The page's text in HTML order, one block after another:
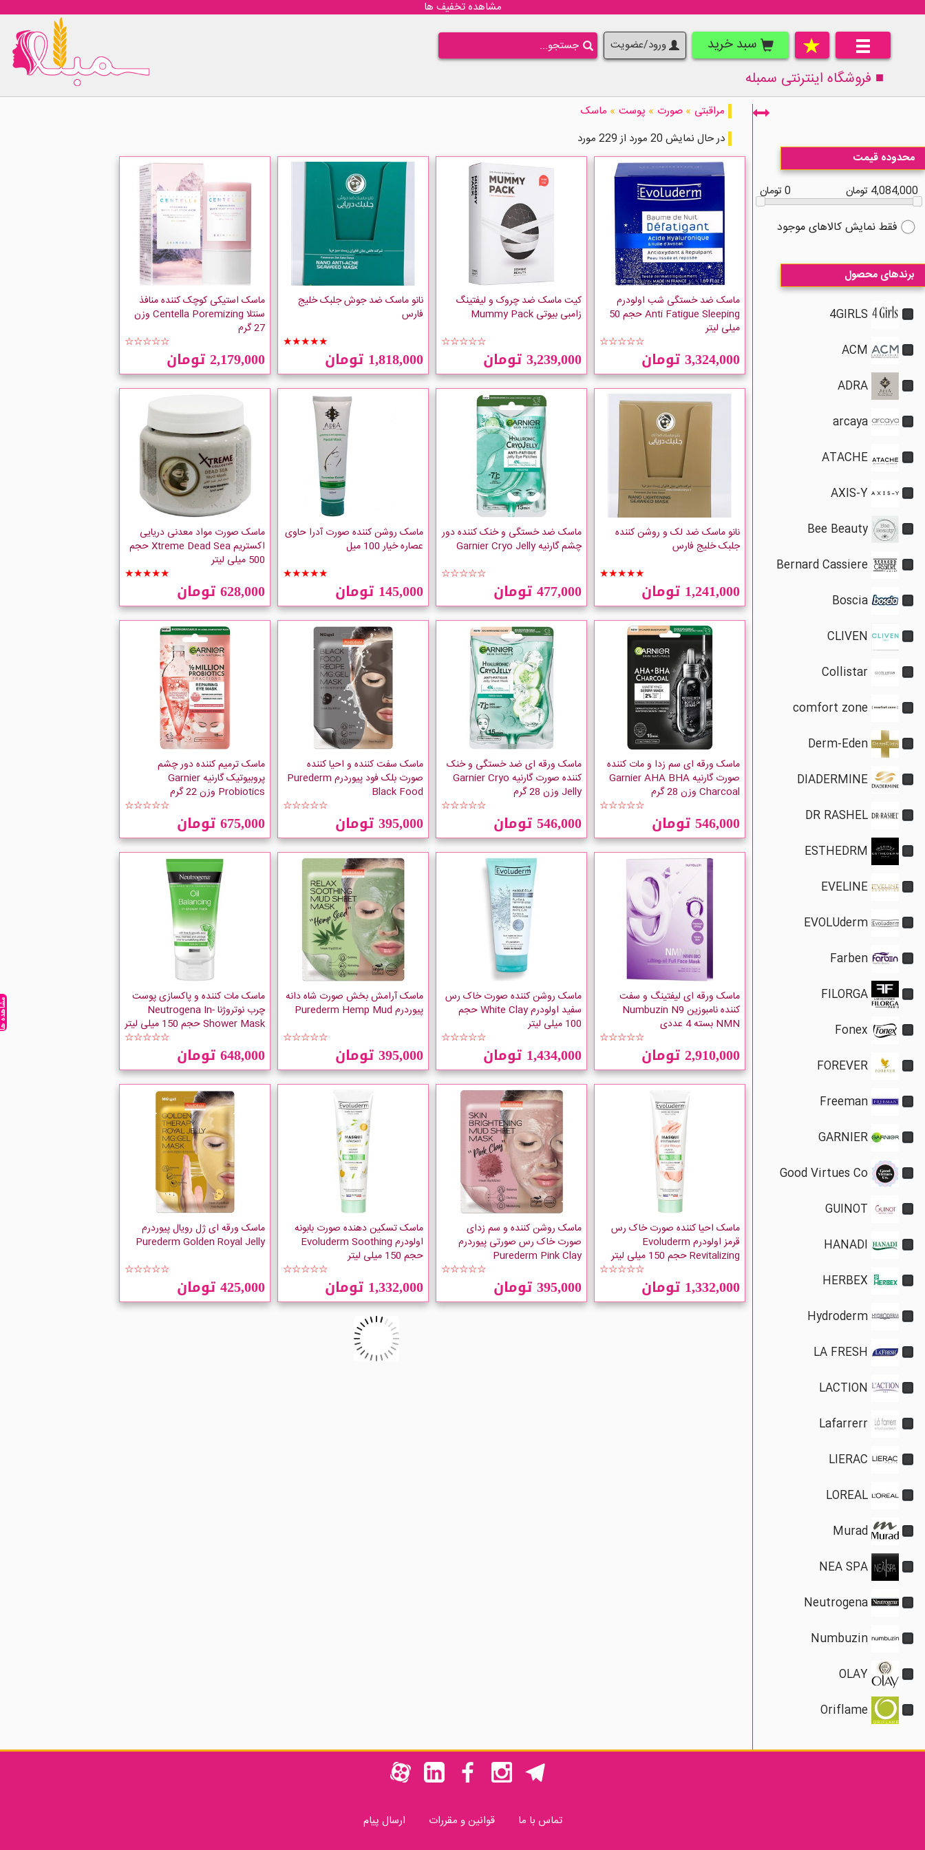
مشاهده تخفیف ها
سبد خرید ورود/عضویت
■ فروشگاه اینترنتی سمبله
محدوده قیمت
4,084,000 تومان
0 تومان
فقط نمایش کالاهای موجود
برندهای محصول
4GIRLS
ACM
ADRA
arcaya
ATACHE
AXIS-Y
Bee Beauty
Bernard Cassiere
Boscia
CLIVEN
Collistar
comfort zone
Derm-Eden
DIADERMINE
DR RASHEL
ESTHEDRM
EVELINE
EVOLUderm
Farben
FILORGA
Fonex
FOREVER
Freeman
GARNIER
Good Virtues Co
GUINOT
HANADI
HERBEX
Hydroderm
LA FRESH
LACTION
Lafarrerr
LIERAC
LOREAL
Murad
NEA SPA
Neutrogena
Numbuzin
OLAY
Oriflame
مراقبتی » صورت » پوست » ماسک
در حال نمایش 20 مورد از 229 مورد
ماسک ضد خستگی شب اولودرم
Anti Fatigue Sleeping حجم 50
میلی لیتر
☆☆☆☆☆
3,324,000 تومان
کیت ماسک ضد چروک و لیفتینگ
زامبی بیوتی Mummy Pack
☆☆☆☆☆
3,239,000 تومان
نانو ماسک ضد جوش جلبک خلیج
فارس
★★★★★
1,818,000 تومان
ماسک استیکی کوچک کننده منافذ
سنتلا Centella Poremizing وزن
27 گرم
☆☆☆☆☆
2,179,000 تومان
نانو ماسک ضد لک و روشن کننده
جلبک خلیج فارس
★★★★★
1,241,000 تومان
ماسک ضد خستگی و خنک کننده دور
چشم گارنیه Garnier Cryo Jelly
☆☆☆☆☆
477,000 تومان
ماسک روشن کننده صورت آدرا حاوی
عصاره خیار 100 میل
★★★★★
145,000 تومان
ماسک صورت مواد معدنی دریایی
اکستریم Xtreme Dead Sea حجم
500 میلی لیتر
★★★★★
628,000 تومان
ماسک ورقه ای سم زدا و مات کننده
صورت گارنیه Garnier AHA BHA
Charcoal وزن 28 گرم
☆☆☆☆☆
546,000 تومان
ماسک ورقه ای ضد خستگی و خنک
کننده صورت گارنیه Garnier Cryo
Jelly وزن 28 گرم
☆☆☆☆☆
546,000 تومان
ماسک سفت کننده و احیا کننده
صورت بلک فود پیوردرم Purederm
Black Food
☆☆☆☆☆
395,000 تومان
ماسک ترمیم کننده دور چشم
پروبیوتیک گارنیه Garnier
Probiotics وزن 22 گرم
☆☆☆☆☆
675,000 تومان
ماسک ورقه ای لیفتینگ و سفت
کننده نامبوزین Numbuzin N9
NMN بسته 4 عددی
☆☆☆☆☆
2,910,000 تومان
ماسک روشن کننده صورت خاک رس
سفید اولودرم White Clay حجم
100 میلی لیتر
☆☆☆☆☆
1,434,000 تومان
ماسک آرامش بخش صورت شاه دانه
پیوردرم Purederm Hemp Mud
☆☆☆☆☆
395,000 تومان
ماسک مات کننده و پاکسازی پوست
چرب نوتروژنا Neutrogena In-
Shower Mask حجم 150 میلی لیتر
☆☆☆☆☆
648,000 تومان
ماسک احیا کننده صورت خاک رس
قرمز اولودرم Evoluderm
Revitalizing حجم 150 میلی لیتر
☆☆☆☆☆
1,332,000 تومان
ماسک روشن کننده و سم زدای
صورت خاک رس صورتی پیوردرم
Purederm Pink Clay
☆☆☆☆☆
395,000 تومان
ماسک تسکین دهنده صورت بابونه
اولودرم Evoluderm Soothing
حجم 150 میلی لیتر
☆☆☆☆☆
1,332,000 تومان
ماسک ورقه ای ژل رویال پیوردرم
Purederm Golden Royal Jelly
☆☆☆☆☆
425,000 تومان
تماس با ما قوانین و مقررات ارسال پیام